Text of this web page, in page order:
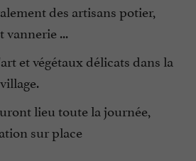
des artisans potier,
...
et végétaux délicats dans la
lieu toute la journée,
sur place